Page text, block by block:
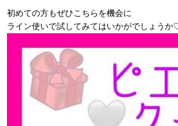
初めての方もぜひこちらを機会に
ライン使いで試してみてはいかがでしょうか